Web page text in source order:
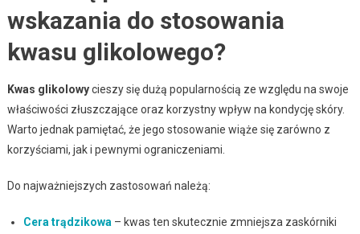
wskazania do stosowania
kwasu glikolowego?
Kwas glikolowycieszy się dużą popularnością ze względu na swoje
właściwości złuszczające oraz korzystny wpływ na kondycję skóry.
Warto jednak pamiętać, że jego stosowanie wiąże się zarówno z
korzyściami, jak i pewnymi ograniczeniami.
Do najważniejszych zastosowań należą:
Cera trądzikowa – kwas ten skutecznie zmniejsza zaskórniki